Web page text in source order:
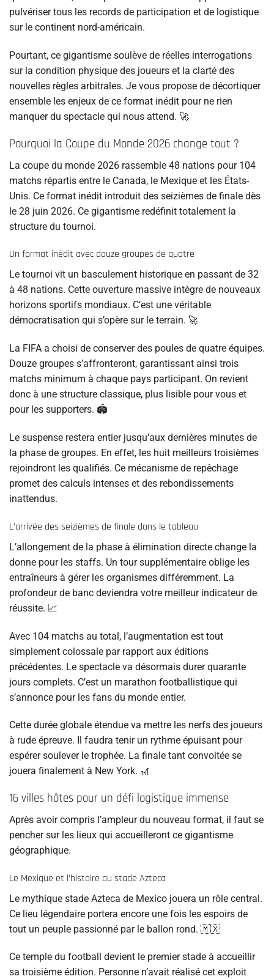
pulvériser tous les records de participation et de logistique
sur le continent nord-américain.
Pourtant, ce gigantisme soulève de réelles interrogations
sur la condition physique des joueurs et la clarté des
nouvelles règles arbitrales. Je vous propose de décortiquer
ensemble les enjeux de ce format inédit pour ne rien
manquer du spectacle qui nous attend. 🚀
Pourquoi la Coupe du Monde 2026 change tout ?
La coupe du monde 2026 rassemble 48 nations pour 104
matchs répartis entre le Canada, le Mexique et les États-
Unis. Ce format inédit introduit des seizièmes de finale dès
le 28 juin 2026. Ce gigantisme redéfinit totalement la
structure du tournoi.
Un format inédit avec douze groupes de quatre
Le tournoi vit un basculement historique en passant de 32
à 48 nations. Cette ouverture massive intègre de nouveaux
horizons sportifs mondiaux. C’est une véritable
démocratisation qui s’opère sur le terrain. 🚀
La FIFA a choisi de conserver des poules de quatre équipes.
Douze groupes s’affronteront, garantissant ainsi trois
matchs minimum à chaque pays participant. On revient
donc à une structure classique, plus lisible pour vous et
pour les supporters. 🏟️
Le suspense restera entier jusqu’aux dernières minutes de
la phase de groupes. En effet, les huit meilleurs troisièmes
rejoindront les qualifiés. Ce mécanisme de repêchage
promet des calculs intenses et des rebondissements
inattendus.
L’arrivée des seizièmes de finale dans le tableau
L’allongement de la phase à élimination directe change la
donne pour les staffs. Un tour supplémentaire oblige les
entraîneurs à gérer les organismes différemment. La
profondeur de banc deviendra votre meilleur indicateur de
réussite. 📈
Avec 104 matchs au total, l’augmentation est tout
simplement colossale par rapport aux éditions
précédentes. Le spectacle va désormais durer quarante
jours complets. C’est un marathon footballistique qui
s’annonce pour les fans du monde entier.
Cette durée globale étendue va mettre les nerfs des joueurs
à rude épreuve. Il faudra tenir un rythme épuisant pour
espérer soulever le trophée. La finale tant convoitée se
jouera finalement à New York. 🎢
16 villes hôtes pour un défi logistique immense
Après avoir compris l’ampleur du nouveau format, il faut se
pencher sur les lieux qui accueilleront ce gigantisme
géographique.
Le Mexique et l’histoire au stade Azteca
Le mythique stade Azteca de Mexico jouera un rôle central.
Ce lieu légendaire portera encore une fois les espoirs de
tout un peuple passionné par le ballon rond. 🇲🇽
Ce temple du football devient le premier stade à accueillir
sa troisième édition. Personne n’avait réalisé cet exploit